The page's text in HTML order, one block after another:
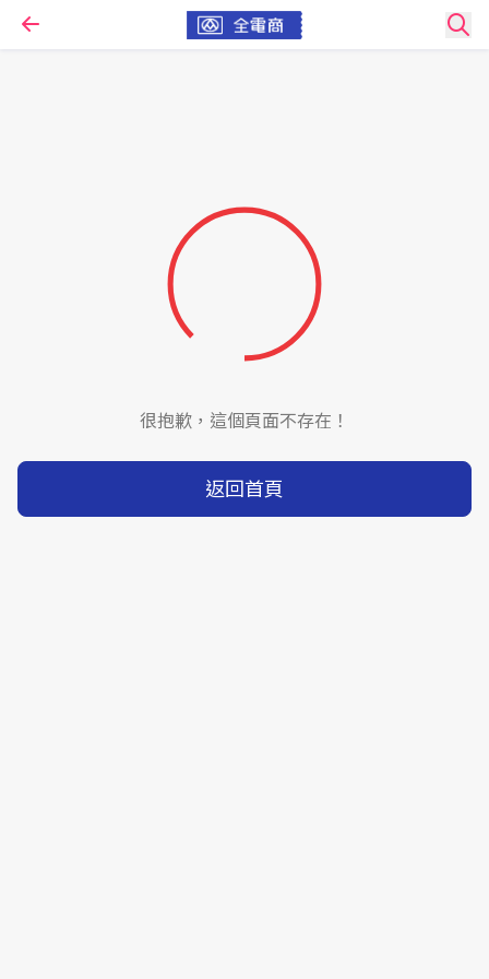
很抱歉，這個頁面不存在！
返回首頁